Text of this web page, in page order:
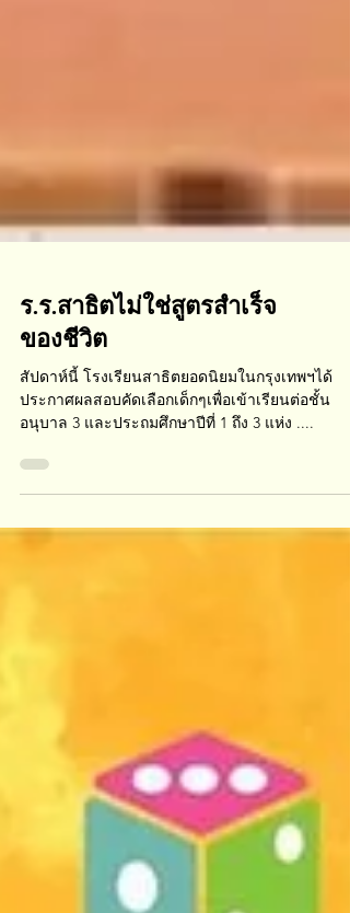
ร.ร.สาธิตไม่ใช่สูตรสำเร็จ
ของชีวิต
สัปดาห์นี้ โรงเรียนสาธิตยอดนิยมในกรุงเทพฯได้
อนุบาล 3 และประถมศึกษาปีที่ 1 ถึง 3 แห่ง ....